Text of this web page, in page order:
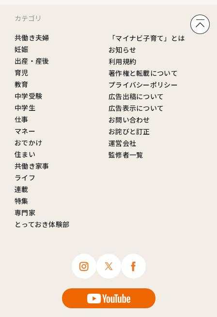
カテゴリ
共働き夫婦
妊娠
出産・産後
育児
教育
中学受験
中学生
仕事
マネー
おでかけ
住まい
共働き家事
ライフ
連載
特集
専門家
とっておき体験部
「マイナビ子育て」とは
お知らせ
利用規約
著作権と転載について
プライバシーポリシー
広告出稿について
広告表示について
お問い合わせ
お詫びと訂正
運営会社
監修者一覧